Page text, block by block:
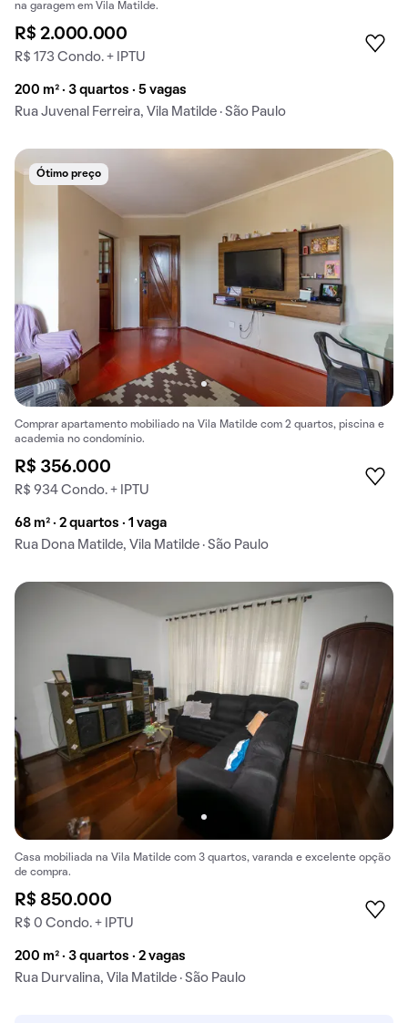
na garagem em Vila Matilde.
R$ 2.000.000
R$ 173 Condo. + IPTU
200 m² · 3 quartos · 5 vagas
Rua Juvenal Ferreira, Vila Matilde · São Paulo
Ótimo preço
Comprar apartamento mobiliado na Vila Matilde com 2 quartos, piscina e
academia no condomínio.
R$ 356.000
R$ 934 Condo. + IPTU
68 m² · 2 quartos · 1 vaga
Rua Dona Matilde, Vila Matilde · São Paulo
Casa mobiliada na Vila Matilde com 3 quartos, varanda e excelente opção
de compra.
R$ 850.000
R$ 0 Condo. + IPTU
200 m² · 3 quartos · 2 vagas
Rua Durvalina, Vila Matilde · São Paulo